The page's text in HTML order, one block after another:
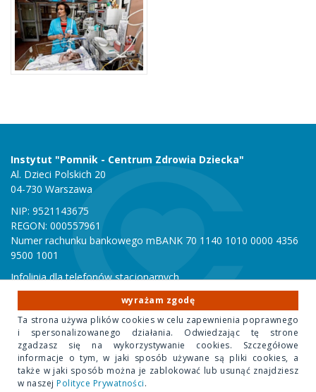
Instytut "Pomnik - Centrum Zdrowia Dziecka"
Al. Dzieci Polskich 20
04-730 Warszawa
NIP: 9521143675
REGON: 000557961
Numer rachunku bankowego mBANK 70 1140 1010 0000 4356
9500 1001
Infolinia dla telefonów stacjonarnych
801 051 000
Infolinia dla telefonów komórkowych
22 815 10 00
Copyright 2020 Instytut "Pomnik Centrum Zdrowia Dziecka"
Design Park- projektowanie stron internetowych
wyrażam zgodę
Ta strona używa plików cookies w celu zapewnienia poprawnego
i spersonalizowanego działania. Odwiedzając tę strone
zgadzasz się na wykorzystywanie cookies. Szczegółowe
informacje o tym, w jaki sposób używane są pliki cookies, a
także w jaki sposób można je zablokować lub usunąć znajdziesz
w naszejPolityce Prywatności.